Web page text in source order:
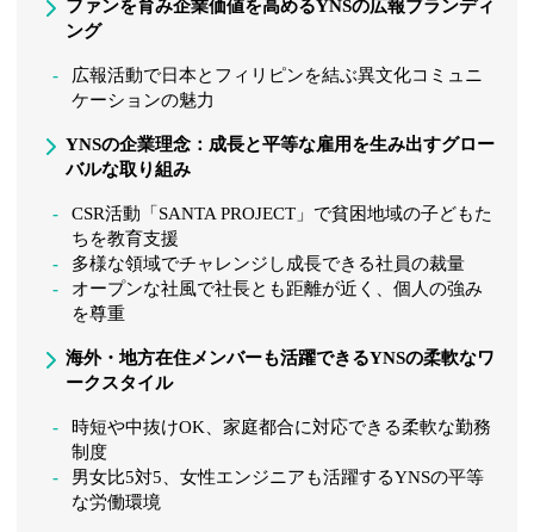
ファンを育み企業価値を高めるYNSの広報ブランディ
ング
広報活動で日本とフィリピンを結ぶ異文化コミュニ
ケーションの魅力
YNSの企業理念：成長と平等な雇用を生み出すグロー
バルな取り組み
CSR活動「SANTA PROJECT」で貧困地域の子どもた
ちを教育支援
多様な領域でチャレンジし成長できる社員の裁量
オープンな社風で社長とも距離が近く、個人の強み
を尊重
海外・地方在住メンバーも活躍できるYNSの柔軟なワ
ークスタイル
時短や中抜けOK、家庭都合に対応できる柔軟な勤務
制度
男女比5対5、女性エンジニアも活躍するYNSの平等
な労働環境